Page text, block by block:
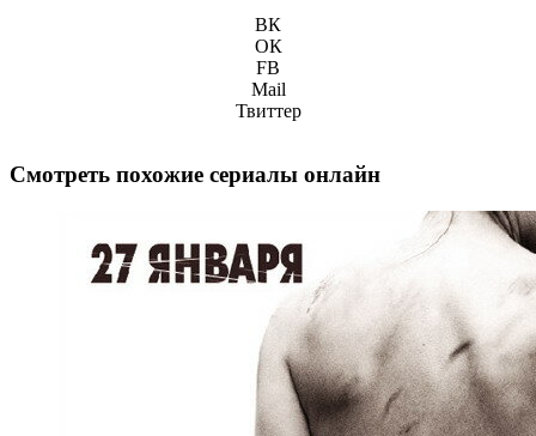
ВК
ОК
FB
Mail
Твиттер
Смотреть похожие сериалы онлайн